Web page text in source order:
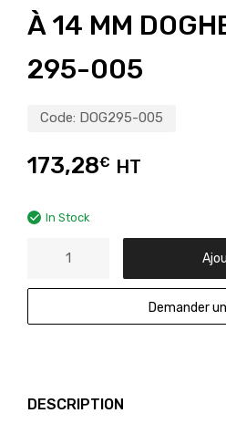
À 14 MM
295-005
Code: DOG295-005
173,28€ HT
In Stock
Demander
DESCRIPTION